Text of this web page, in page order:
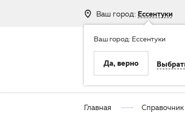
Ваш город: Ессентуки
Ваш город: Ессентуки
Да, верно
Главная